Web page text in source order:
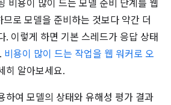
비용이 많이 드는 모델 준비 단계를 웹
로 모델을 준비하는 것보다 약간 더
. 이렇게 하면 기본 스레드가 응답 상태
비용이 많이 드는 작업을 웹 워커로 오
히 알아보세요.
하여 모델의 상태와 유해성 평가 결과